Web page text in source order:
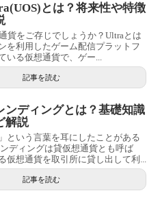
とは？将来性や特徴
貨をご存じでしょうか？Ultraとは
を利用したゲーム配信プラットフ
いる仮想通貨で、ゲー...
記事を読む
ンディングとは？基礎知識
解説
という言葉を耳にしたことがある
ディングは貸仮想通貨とも呼ば
仮想通貨を取引所に貸し出して利...
記事を読む